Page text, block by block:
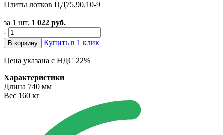
Плиты лотков ПД75.90.10-9
за 1 шт. 1 022 руб.
-
+
В корзину Купить в 1 клик
Цена указана с НДС 22%
Характеристики
Длина 740 мм
Вес 160 кг